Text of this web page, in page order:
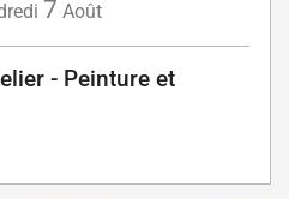
7 Août
- Peinture et